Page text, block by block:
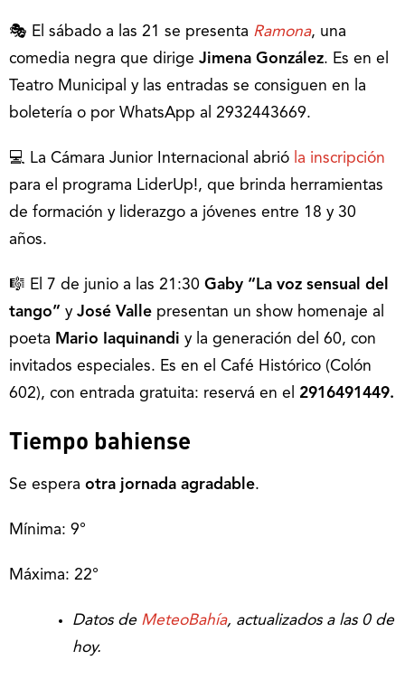
🎭 El sábado a las 21 se presenta Ramona, una
comedia negra que dirige Jimena González. Es en el
Teatro Municipal y las entradas se consiguen en la
boletería o por WhatsApp al 2932443669.
💻 La Cámara Junior Internacional abrió la inscripción
para el programa LiderUp!, que brinda herramientas
de formación y liderazgo a jóvenes entre 18 y 30
años.
🎼 El 7 de junio a las 21:30 Gaby “La voz sensual del
tango” y José Valle presentan un show homenaje al
poeta Mario Iaquinandi y la generación del 60, con
invitados especiales. Es en el Café Histórico (Colón
602), con entrada gratuita: reservá en el 2916491449.
Tiempo bahiense
Se espera otra jornada agradable.
Mínima: 9°
Máxima: 22°
Datos deMeteoBahía, actualizados a las 0 de
hoy.